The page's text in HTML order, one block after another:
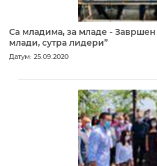
Са младима, за младе - Завршен
млади, сутра лидери”
Датум: 25.09.2020